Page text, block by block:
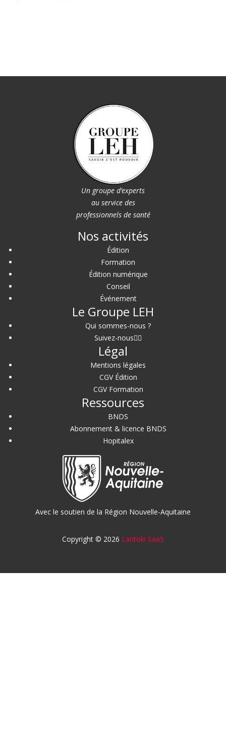
Un groupe d’experts
au service des
professionnels de santé
Nos activités
Édition
Formation
Édition numérique
Conseil
Événement
Le Groupe LEH
Qui sommes-nous ?
Suivez-nous
Légal
Mentions légales
CGV Édition
CGV Formation
Ressources
BNDS
Abonnement & licence BNDS
Hopitalex
Avec le soutien de la Région Nouvelle-Aquitaine
Copyright © 2026 Lantoki SaaS